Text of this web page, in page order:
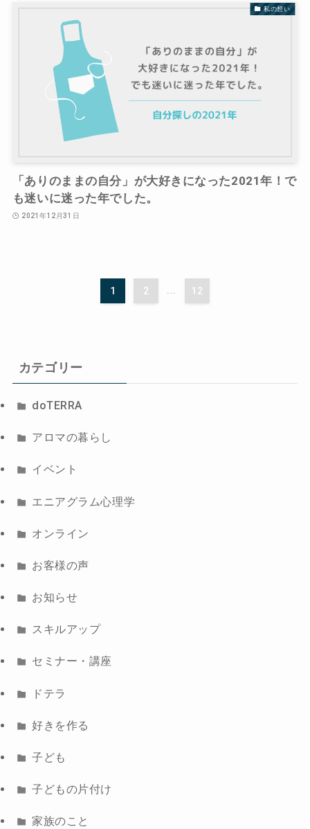
私の想い
「ありのままの自分」が大好きになった2021年！で
も迷いに迷った年でした。
2021年12月31日
1 2 12
カテゴリー
doTERRA
アロマの暮らし
イベント
エニアグラム心理学
オンライン
お客様の声
お知らせ
スキルアップ
セミナー・講座
ドテラ
好きを作る
子ども
子どもの片付け
家族のこと